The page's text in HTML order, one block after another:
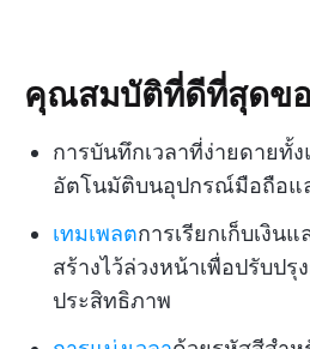
คุณสมบัติที่ดีที่สุดข
การบันทึกเวลาที่ง่ายดายทั้
อัตโนมัติบนอุปกรณ์มือถือแ
เทมเพลตการเรียกเก็บเงินแ
สร้างไว้ล่วงหน้าเพื่อปรับปรุ
ประสิทธิภาพ